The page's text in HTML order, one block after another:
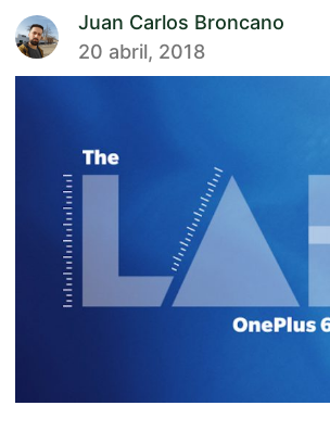
Juan Carlos Broncano
20 abril, 2018